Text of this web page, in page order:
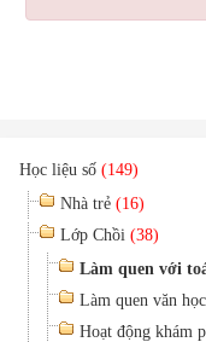
Học liệu số (149)
Nhà trẻ (16)
Lớp Chồi (38)
Làm quen với
Làm quen văn học
Hoạt động khám